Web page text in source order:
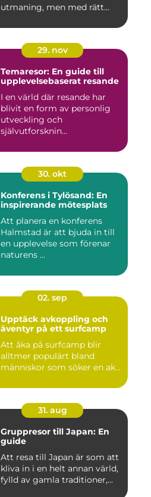
utmaning, men med rätt
29. nov
Temaresor: En guide till
upplevelsebaserat resande
I en värld där resande har
blivit en form av personlig
utveckling och
självutforsknin...
30. okt
Konferens i Tylösand: En
inspirerande mötesplats
Att planera en konferens
Halmstad är att bjuda in till
en upplevelse som förenar
naturens ...
02. sep
Upptäck avkoppling och
äventyr på ett surfcamp
Att åka på surfcamp blir
alltmer populärt bland
människor som söker en ak...
31. aug
Gruppresor till Japan: En
guide
Att resa till Japan är som att
kliva in i en helt annan värld,
fylld av gamla traditioner,...